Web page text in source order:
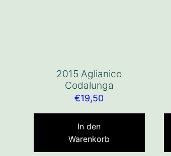
2015 Aglianico
Codalunga
€19,50
In den
Warenkorb